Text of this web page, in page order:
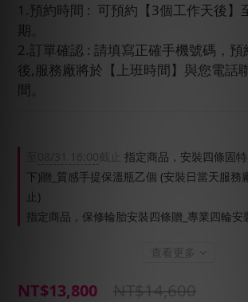
1.預約時間 :  可預約【3個工作天後】
期。
2.訂單確認 : 請填寫正確手機號碼，
後,服務廠將於【上班時間】與您電話
間。
截止 指定商品，安裝四條固
下)贈_質感手提保溫瓶乙個 (安裝日當天服務
止)
指定商品，保修輪胎安裝四條贈_專業四輪安
查看更多
NT$13,800 NT$14,600